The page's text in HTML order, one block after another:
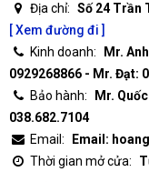
Địa chỉ: Số 24 Trần
[ Xem đường đi ]
Kinh doanh:
Mr.
0929268866 - Mr. Đạt:
Bảo hành:
Mr.
038.682.7104
Email:
Email:
Thời gian mở cửa: